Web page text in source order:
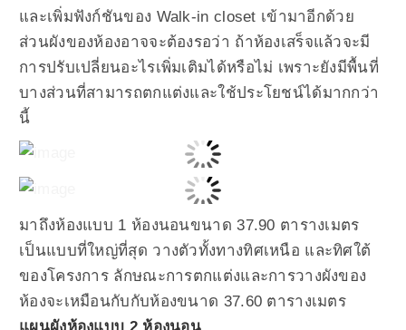
และเพิ่มฟังก์ชันของ Walk-in closet เข้ามาอีกด้วย
ส่วนผังของห้องอาจจะต้องรอว่า ถ้าห้องเสร็จแล้วจะมี
การปรับเปลี่ยนอะไรเพิ่มเติมได้หรือไม่ เพราะยังมีพื้นที่
บางส่วนที่สามารถตกแต่งและใช้ประโยชน์ได้มากกว่า
นี้
มาถึงห้องแบบ 1 ห้องนอนขนาด 37.90 ตารางเมตร
เป็นแบบที่ใหญ่ที่สุด วางตัวทั้งทางทิศเหนือ และทิศใต้
ของโครงการ ลักษณะการตกแต่งและการวางผังของ
ห้องจะเหมือนกับกับห้องขนาด 37.60 ตารางเมตร